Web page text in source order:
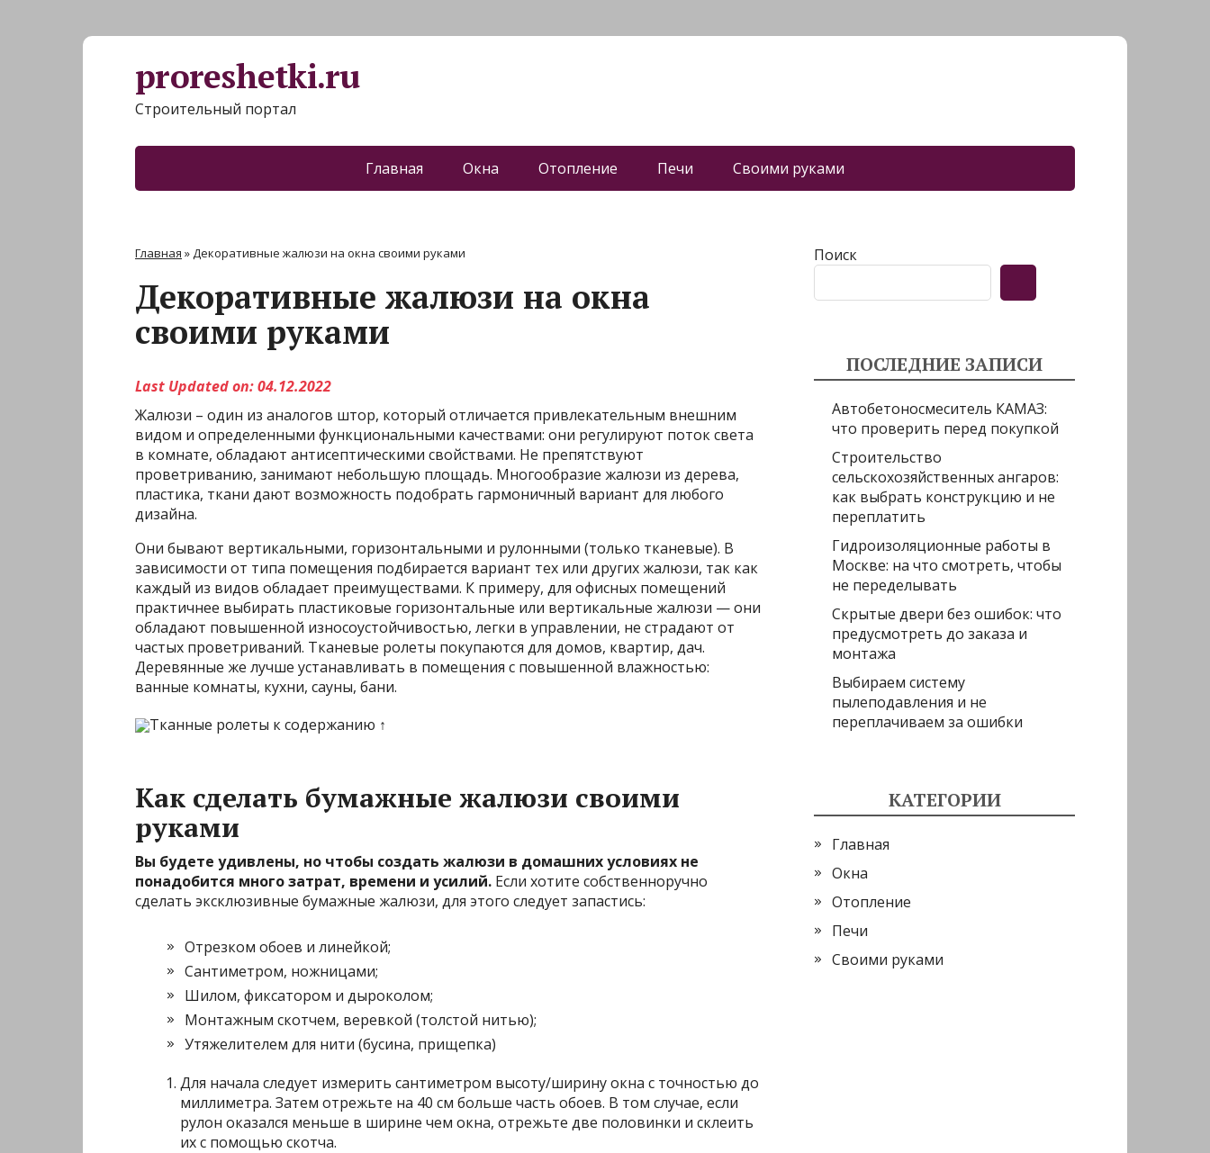
proreshetki.ru
Строительный портал
Главная Окна Отопление Печи Своими руками
Главная »Декоративные жалюзи на окна своими руками
Декоративные жалюзи на окна
своими руками
Last Updated on: 04.12.2022
Жалюзи – один из аналогов штор, который отличается привлекательным внешним
видом и определенными функциональными качествами: они регулируют поток света
в комнате, обладают антисептическими свойствами. Не препятствуют
проветриванию, занимают небольшую площадь. Многообразие жалюзи из дерева,
пластика, ткани дают возможность подобрать гармоничный вариант для любого
дизайна.
Они бывают вертикальными, горизонтальными и рулонными (только тканевые). В
зависимости от типа помещения подбирается вариант тех или других жалюзи, так как
каждый из видов обладает преимуществами. К примеру, для офисных помещений
практичнее выбирать пластиковые горизонтальные или вертикальные жалюзи — они
обладают повышенной износоустойчивостью, легки в управлении, не страдают от
частых проветриваний. Тканевые ролеты покупаются для домов, квартир, дач.
Деревянные же лучше устанавливать в помещения с повышенной влажностью:
ванные комнаты, кухни, сауны, бани.
Тканные ролеты к содержанию ↑
Как сделать бумажные жалюзи своими
руками
Вы будете удивлены, но чтобы создать жалюзи в домашних условиях не
понадобится много затрат, времени и усилий. Если хотите собственноручно
сделать эксклюзивные бумажные жалюзи, для этого следует запастись:
Отрезком обоев и линейкой;
Сантиметром, ножницами;
Шилом, фиксатором и дыроколом;
Монтажным скотчем, веревкой (толстой нитью);
Утяжелителем для нити (бусина, прищепка)
Для начала следует измерить сантиметром высоту/ширину окна с точностью до
миллиметра. Затем отрежьте на 40 см больше часть обоев. В том случае, если
рулон оказался меньше в ширине чем окна, отрежьте две половинки и склеить
их с помощью скотча.
Поиск
ПОСЛЕДНИЕ ЗАПИСИ
Автобетоносмеситель КАМАЗ:
что проверить перед покупкой
Строительство
сельскохозяйственных ангаров:
как выбрать конструкцию и не
переплатить
Гидроизоляционные работы в
Москве: на что смотреть, чтобы
не переделывать
Скрытые двери без ошибок: что
предусмотреть до заказа и
монтажа
Выбираем систему
пылеподавления и не
переплачиваем за ошибки
КАТЕГОРИИ
Главная
Окна
Отопление
Печи
Своими руками